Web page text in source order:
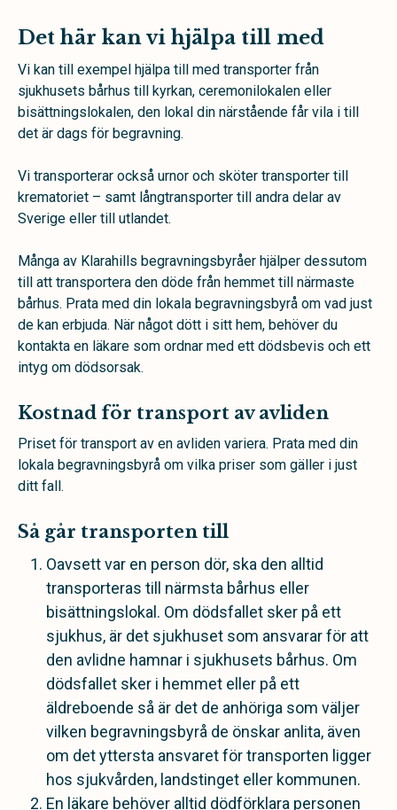
Det här kan vi hjälpa till med
Vi kan till exempel hjälpa till med transporter från
sjukhusets bårhus till kyrkan, ceremonilokalen eller
bisättningslokalen, den lokal din närstående får vila i till
det är dags för begravning.
Vi transporterar också urnor och sköter transporter till
krematoriet – samt långtransporter till andra delar av
Sverige eller till utlandet.
Många av Klarahills begravningsbyråer hjälper dessutom
till att transportera den döde från hemmet till närmaste
bårhus. Prata med din lokala begravningsbyrå om vad just
de kan erbjuda. När något dött i sitt hem, behöver du
kontakta en läkare som ordnar med ett dödsbevis och ett
intyg om dödsorsak.
Kostnad för transport av avliden
Priset för transport av en avliden variera. Prata med din
lokala begravningsbyrå om vilka priser som gäller i just
ditt fall.
Så går transporten till
Oavsett var en person dör, ska den alltid
transporteras till närmsta bårhus eller
bisättningslokal. Om dödsfallet sker på ett
sjukhus, är det sjukhuset som ansvarar för att
den avlidne hamnar i sjukhusets bårhus. Om
dödsfallet sker i hemmet eller på ett
äldreboende så är det de anhöriga som väljer
vilken begravningsbyrå de önskar anlita, även
om det yttersta ansvaret för transporten ligger
hos sjukvården, landstinget eller kommunen.
En läkare behöver alltid dödförklara personen